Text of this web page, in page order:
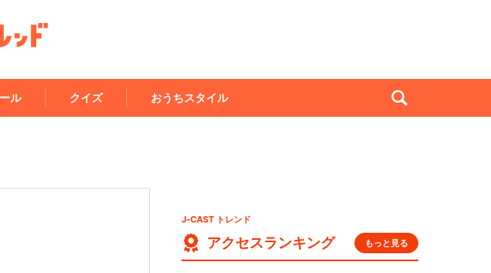
ル クイズ おうちスタイル
J-CAST トレンド
アクセスランキング もっと見る